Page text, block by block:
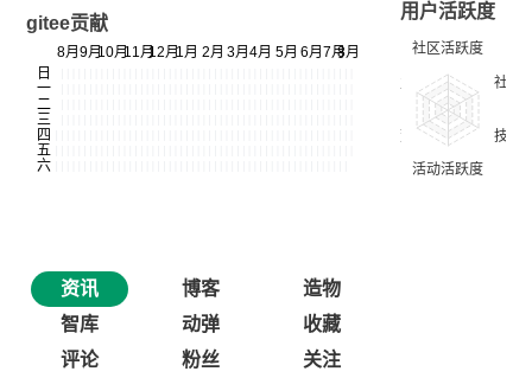
gitee贡献
用户活跃度
资讯 博客
造物
智库
动弹
收藏
评论
粉丝 关注